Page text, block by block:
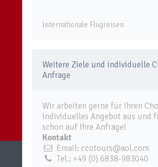
Internationale Flugreisen
Weitere Ziele und individuelle
Anfrage
Wir arbeiten gerne für Ihren
individuelles Angebot aus und
schon auf Ihre Anfrage!
Kontakt
Email: ccotours@aol.com
Tel.: +49 (0) 6838-983040